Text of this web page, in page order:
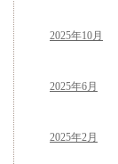
2025年10月
2025年6月
2025年2月